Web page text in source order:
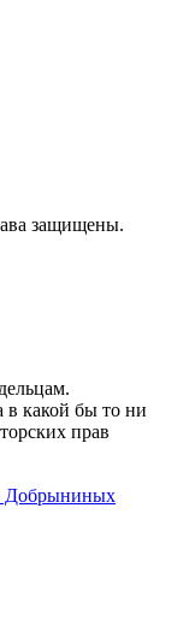
защищены.
в какой бы то ни
прав
Добрыниных